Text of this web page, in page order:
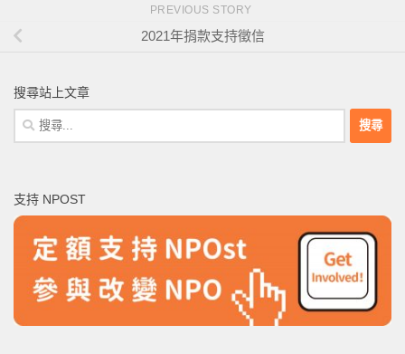
PREVIOUS STORY
2021年捐款支持徵信
搜尋站上文章
搜
尋
字:
支持 NPOST